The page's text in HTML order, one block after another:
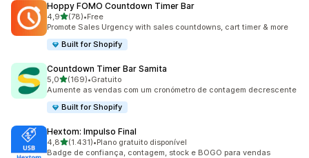
Hoppy FOMO Countdown Timer Bar
4,9de 5 estrelas
(78)
78 total de avaliações
•Free
Promote Sales Urgency with sales countdowns, cart timer & more
Built for Shopify
Countdown Timer Bar Samita
5,0de 5 estrelas
(169)
169 total de avaliações
•Gratuito
Aumente as vendas com um cronómetro de contagem decrescente
Built for Shopify
Hextom: Impulso Final
4,8de 5 estrelas
(1.431)
1431 total de avaliações
•Plano gratuito disponível
Badge de confiança, contagem, stock e BOGO para vendas